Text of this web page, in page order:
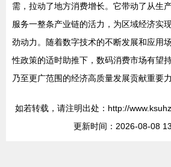
需，拉动了地方消费增长。它带动了从生
服务一整条产业链的活力，为区域经济实
劲动力。随着数字技术的不断发展和应用
性政策的适时助推下，数码消费市场有望
乃至更广范围的经济高质量发展贡献重要力
如若转载，请注明出处：http://
更新时间：2026-08-08